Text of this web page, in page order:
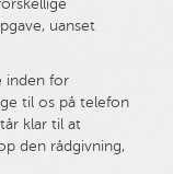
uanset
inden for
til os på telefon
klar til at
den rådgivning,